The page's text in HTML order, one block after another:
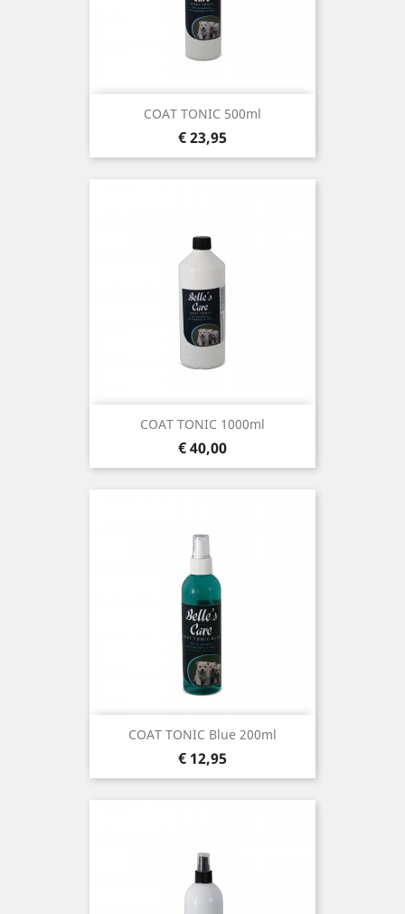
COAT TONIC 500ml
Prijs
€ 23,95
COAT TONIC 1000ml
Prijs
€ 40,00
COAT TONIC Blue 200ml
Prijs
€ 12,95